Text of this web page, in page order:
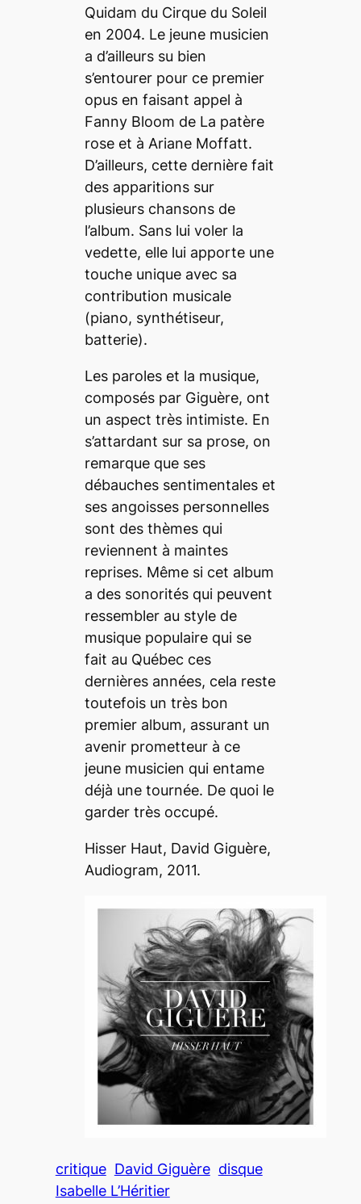
Quidam du Cirque du Soleil
en 2004. Le jeune musicien
a d’ailleurs su bien
s’entourer pour ce premier
opus en faisant appel à
Fanny Bloom de La patère
roseet à Ariane Moffatt.
D’ailleurs, cette dernière fait
des apparitions sur
plusieurs chansons de
l’album. Sans lui voler la
vedette, elle lui apporte une
touche unique avec sa
contribution musicale
(piano, synthétiseur,
batterie).
Les paroles et la musique,
composés par Giguère, ont
un aspect très intimiste. En
s’attardant sur sa prose, on
remarque que ses
débauches sentimentales et
ses angoisses personnelles
sont des thèmes qui
reviennent à maintes
reprises. Même si cet album
a des sonorités qui peuvent
ressembler au style de
musique populaire qui se
fait au Québec ces
dernières années, cela reste
toutefois un très bon
premier album, assurant un
avenir prometteur à ce
jeune musicien qui entame
déjà une tournée. De quoi le
garder très occupé.
Hisser Haut, David Giguère,
Audiogram, 2011.
critique David Giguère disque
Isabelle L’Héritier